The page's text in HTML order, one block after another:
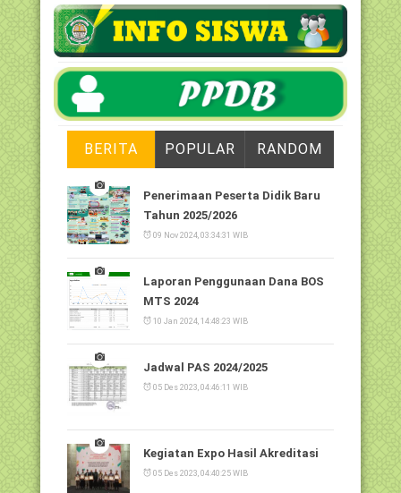
BERITA POPULAR RANDOM
Penerimaan Peserta Didik Baru
Tahun 2025/2026
09 Nov 2024, 03:34:31 WIB
Laporan Penggunaan Dana BOS
MTS 2024
10 Jan 2024, 14:48:23 WIB
Jadwal PAS 2024/2025
05 Des 2023, 04:46:11 WIB
Kegiatan Expo Hasil Akreditasi
05 Des 2023, 04:40:25 WIB